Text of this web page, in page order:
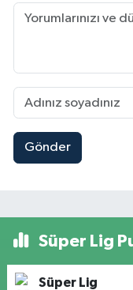
Gönder
Süper Lig
Süper Lig